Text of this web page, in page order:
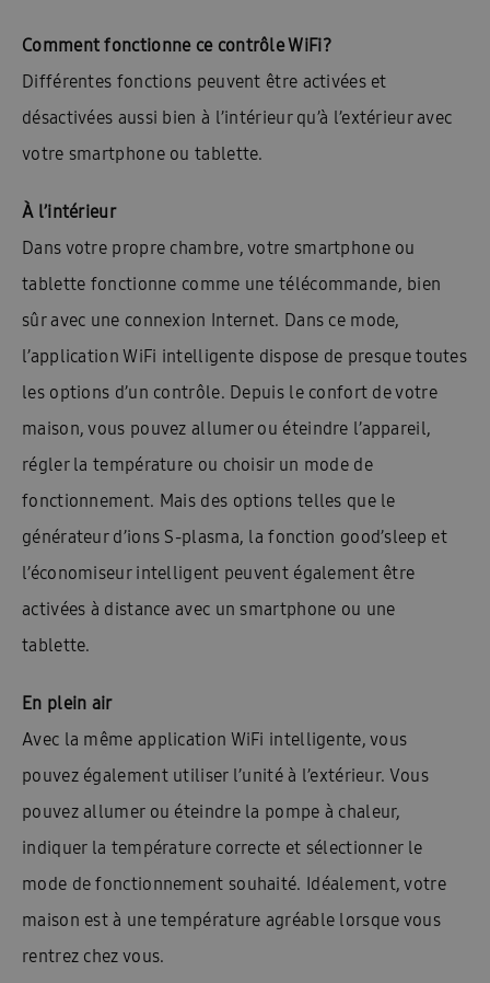
Comment fonctionne ce contrôle WiFi?
Différentes fonctions peuvent être activées et
désactivées aussi bien à l’intérieur qu’à l’extérieur avec
votre smartphone ou tablette.
À l’intérieur
Dans votre propre chambre, votre smartphone ou
tablette fonctionne comme une télécommande, bien
sûr avec une connexion Internet. Dans ce mode,
l’application WiFi intelligente dispose de presque toutes
les options d’un contrôle. Depuis le confort de votre
maison, vous pouvez allumer ou éteindre l’appareil,
régler la température ou choisir un mode de
fonctionnement. Mais des options telles que le
générateur d’ions S-plasma, la fonction good’sleep et
l’économiseur intelligent peuvent également être
activées à distance avec un smartphone ou une
tablette.
En plein air
Avec la même application WiFi intelligente, vous
pouvez également utiliser l’unité à l’extérieur. Vous
pouvez allumer ou éteindre la pompe à chaleur,
indiquer la température correcte et sélectionner le
mode de fonctionnement souhaité. Idéalement, votre
maison est à une température agréable lorsque vous
rentrez chez vous.